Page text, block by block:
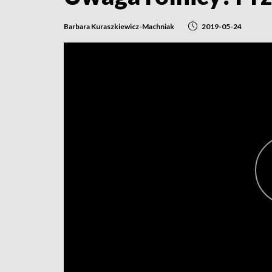
Barbara Kuraszkiewicz-Machniak 2019-05-24